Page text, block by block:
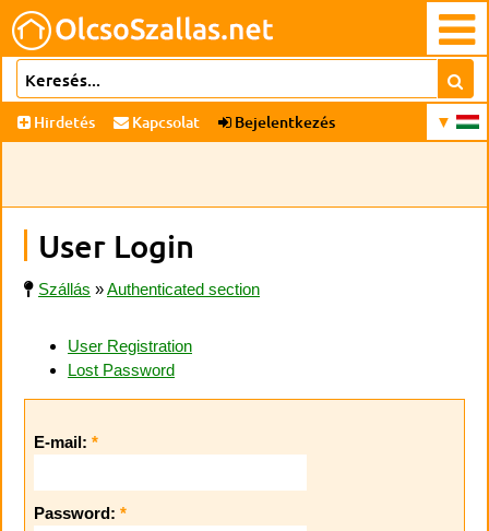
Hirdetés Kapcsolat Bejelentkezés
User Login
Szállás »Authenticated section
User Registration
Lost Password
E-mail: *
Password: *